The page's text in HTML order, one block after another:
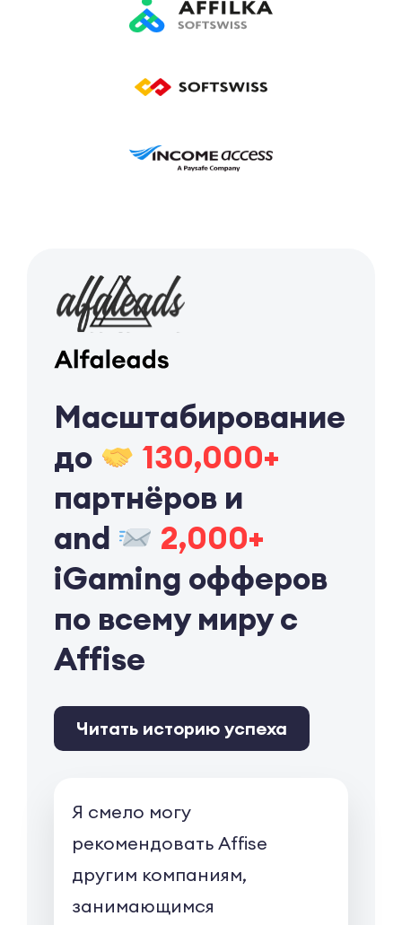
Масштабирование
до
130,000+
партнёров и
and
2,000+
iGaming офферов
по всему миру с
Affise
Читать историю успеха
Я смело могу
рекомендовать Affise
другим компаниям,
занимающимся